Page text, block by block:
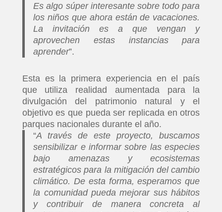
Es algo súper interesante sobre todo para
los niños que ahora están de vacaciones.
La invitación es a que vengan y
aprovechen estas instancias para
aprender”.
Esta es la primera experiencia en el país
que utiliza realidad aumentada para la
divulgación del patrimonio natural y el
objetivo es que pueda ser replicada en otros
parques nacionales durante el año.
“A través de este proyecto, buscamos
sensibilizar e informar sobre las especies
bajo amenazas y ecosistemas
estratégicos para la mitigación del cambio
climático. De esta forma, esperamos que
la comunidad pueda mejorar sus hábitos
y contribuir de manera concreta al